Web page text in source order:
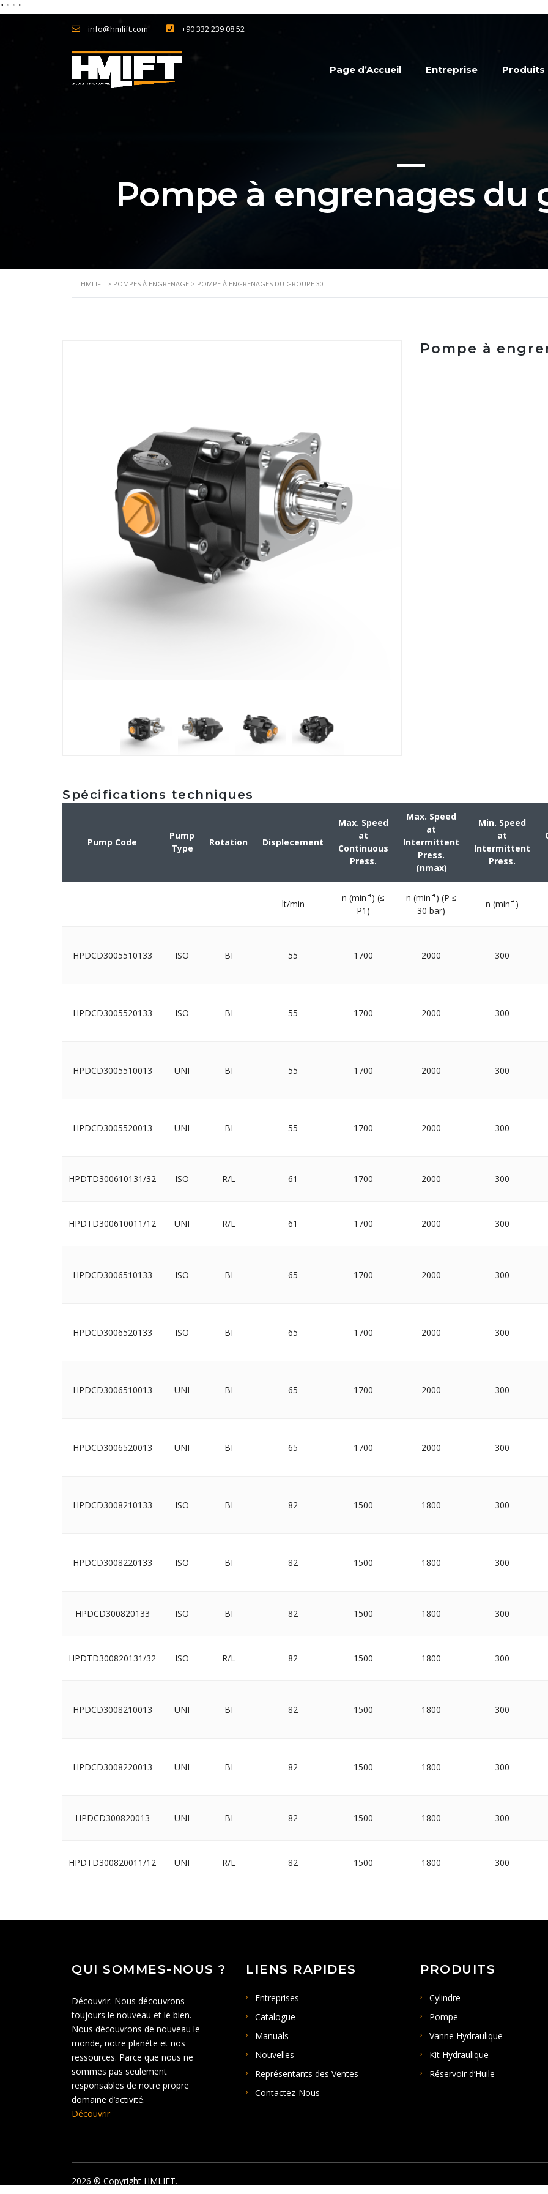
" " " "
info@hmlift.com +90 332 239 08 52
Page d’Accueil Entreprise Produits
Pompe à engrenages du
HMLIFT > POMPES À ENGRENAGE > POMPE À ENGRENAGES DU GROUPE 30
Pompe à
Spécifications techniques
Pump Code
Pump
Type
Rotation Displecement
Max. Speed
at
Continuous
Press.
Max. Speed
at
Intermittent
Press.
(nmax)
Min. Speed
at
Intermittent
Press.
lt/min
n (min ̄¹) (≤
P1)
n (min ̄¹) (P ≤
30 bar)
n (min ̄¹)
HPDCD3005510133 ISO BI 55 1700 2000 300
HPDCD3005520133 ISO BI 55 1700 2000 300
HPDCD3005510013 UNI BI 55 1700 2000 300
HPDCD3005520013 UNI BI 55 1700 2000 300
HPDTD300610131/32 ISO R/L 61 1700 2000 300
HPDTD300610011/12 UNI R/L 61 1700 2000 300
HPDCD3006510133 ISO BI 65 1700 2000 300
HPDCD3006520133 ISO BI 65 1700 2000 300
HPDCD3006510013 UNI BI 65 1700 2000 300
HPDCD3006520013 UNI BI 65 1700 2000 300
HPDCD3008210133 ISO BI 82 1500 1800 300
HPDCD3008220133 ISO BI 82 1500 1800 300
HPDCD300820133 ISO BI 82 1500 1800 300
HPDTD300820131/32 ISO R/L 82 1500 1800 300
HPDCD3008210013 UNI BI 82 1500 1800 300
HPDCD3008220013 UNI BI 82 1500 1800 300
HPDCD300820013 UNI BI 82 1500 1800 300
HPDTD300820011/12 UNI R/L 82 1500 1800 300
QUI SOMMES-NOUS ?
Découvrir. Nous découvrons
toujours le nouveau et le bien.
Nous découvrons de nouveau le
monde, notre planète et nos
ressources. Parce que nous ne
sommes pas seulement
responsables de notre propre
domaine d’activité.
Découvrir
LIENS RAPIDES
Entreprises
Catalogue
Manuals
Nouvelles
Représentants des Ventes
Contactez-Nous
PRODUITS
Cylindre
Pompe
Vanne Hydraulique
Kit Hydraulique
Réservoir d’Huile
2026 ® Copyright HMLIFT.